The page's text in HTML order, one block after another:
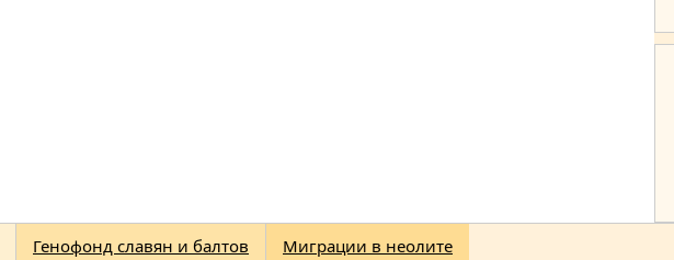
Генофонд славян и балтов
Миграции в неолите